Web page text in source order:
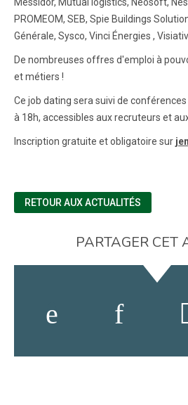
PROMEOM, SEB, Spie Buildings
Générale, Sysco, Vinci Énergies , Visiativ…
De nombreuses offres d'emploi à
et métiers !
Ce job dating sera suivi de
à 18h, accessibles aux recruteurs et
Inscription gratuite et obligatoire sur
RETOUR AUX ACTUALITÉS
PARTAGER CET